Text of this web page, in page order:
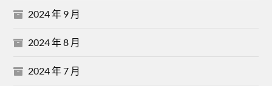
2024 年 9 月
2024 年 8 月
2024 年 7 月